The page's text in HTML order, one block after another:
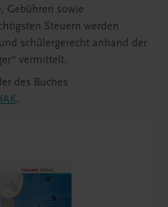
Gebühren sowie
Steuern werden
schülergerecht anhand der
vermittelt.
des Buches
.